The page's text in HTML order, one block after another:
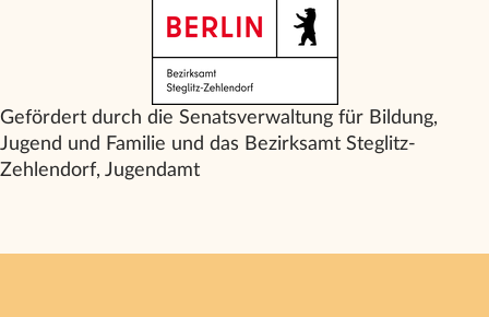
Gefördert durch die Senatsverwaltung für Bildung,
Jugend und Familie und das Bezirksamt Steglitz-
Zehlendorf, Jugendamt